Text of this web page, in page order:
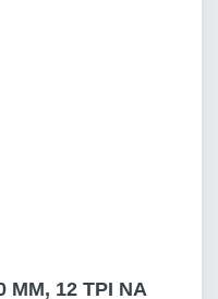
MM, 12 TPI NA